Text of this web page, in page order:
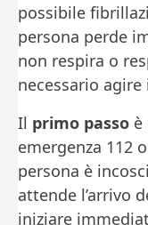
possibile
persona perde
non respira o
necessario
Il primo passo è
emergenza 112
persona è
attende l’arrivo
iniziare